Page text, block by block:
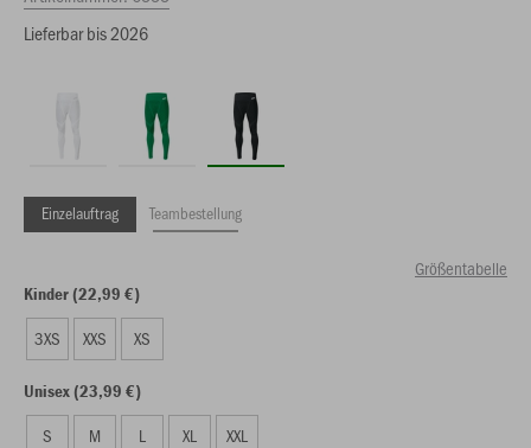
Lieferbar bis 2026
Einzelauftrag Teambestellung
Größentabelle
Kinder (22,99 €)
3XS XXS XS
Unisex (23,99 €)
S M L XL XXL